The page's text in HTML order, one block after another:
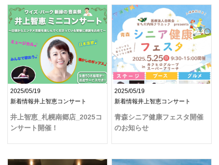
2025/05/19
新着情報井上智恵コンサート
井上智恵_札幌南郷店_2025コ
ンサート開催！
2025/05/19
新着情報井上智恵コンサート
青森シニア健康フェスタ開催
のお知らせ